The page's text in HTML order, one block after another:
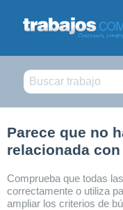
Parece que no
relacionada con
Comprueba que todas
correctamente o utiliza
ampliar los criterios de